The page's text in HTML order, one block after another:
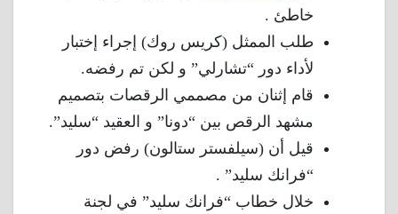
خاطئ .
طلب الممثل (كريس روك) إجراء إختبار
لأداء دور “تشارلي” و لكن تم رفضه.
قام إثنان من مصممي الرقصات بتصميم
مشهد الرقص بين “دونا” و العقيد “سليد”.
قيل أن (سيلفستر ستالون) رفض دور
“فرانك سليد” .
خلال خطاب “فرانك سليد” في لجنة